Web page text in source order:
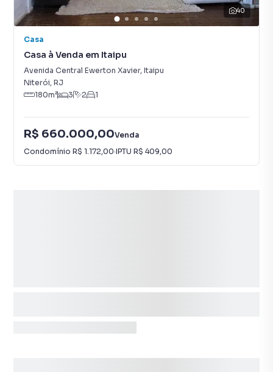
40
Casa
Casa à Venda em Itaipu
Avenida Central Ewerton Xavier, Itaipu
Niterói, RJ
180m² 3 2 1
R$ 660.000,00Venda
Condomínio R$ 1.172,00·IPTU R$ 409,00